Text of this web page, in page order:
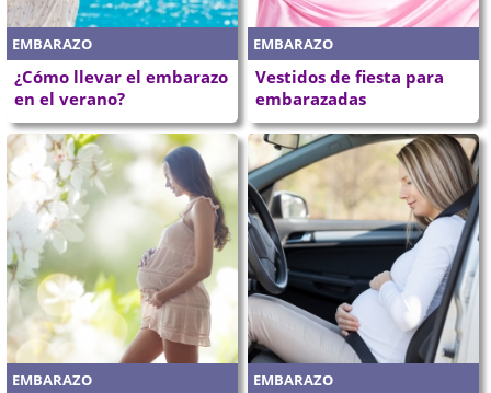
EMBARAZO
¿Cómo llevar el embarazo
en el verano?
EMBARAZO
Vestidos de fiesta para
embarazadas
EMBARAZO EMBARAZO